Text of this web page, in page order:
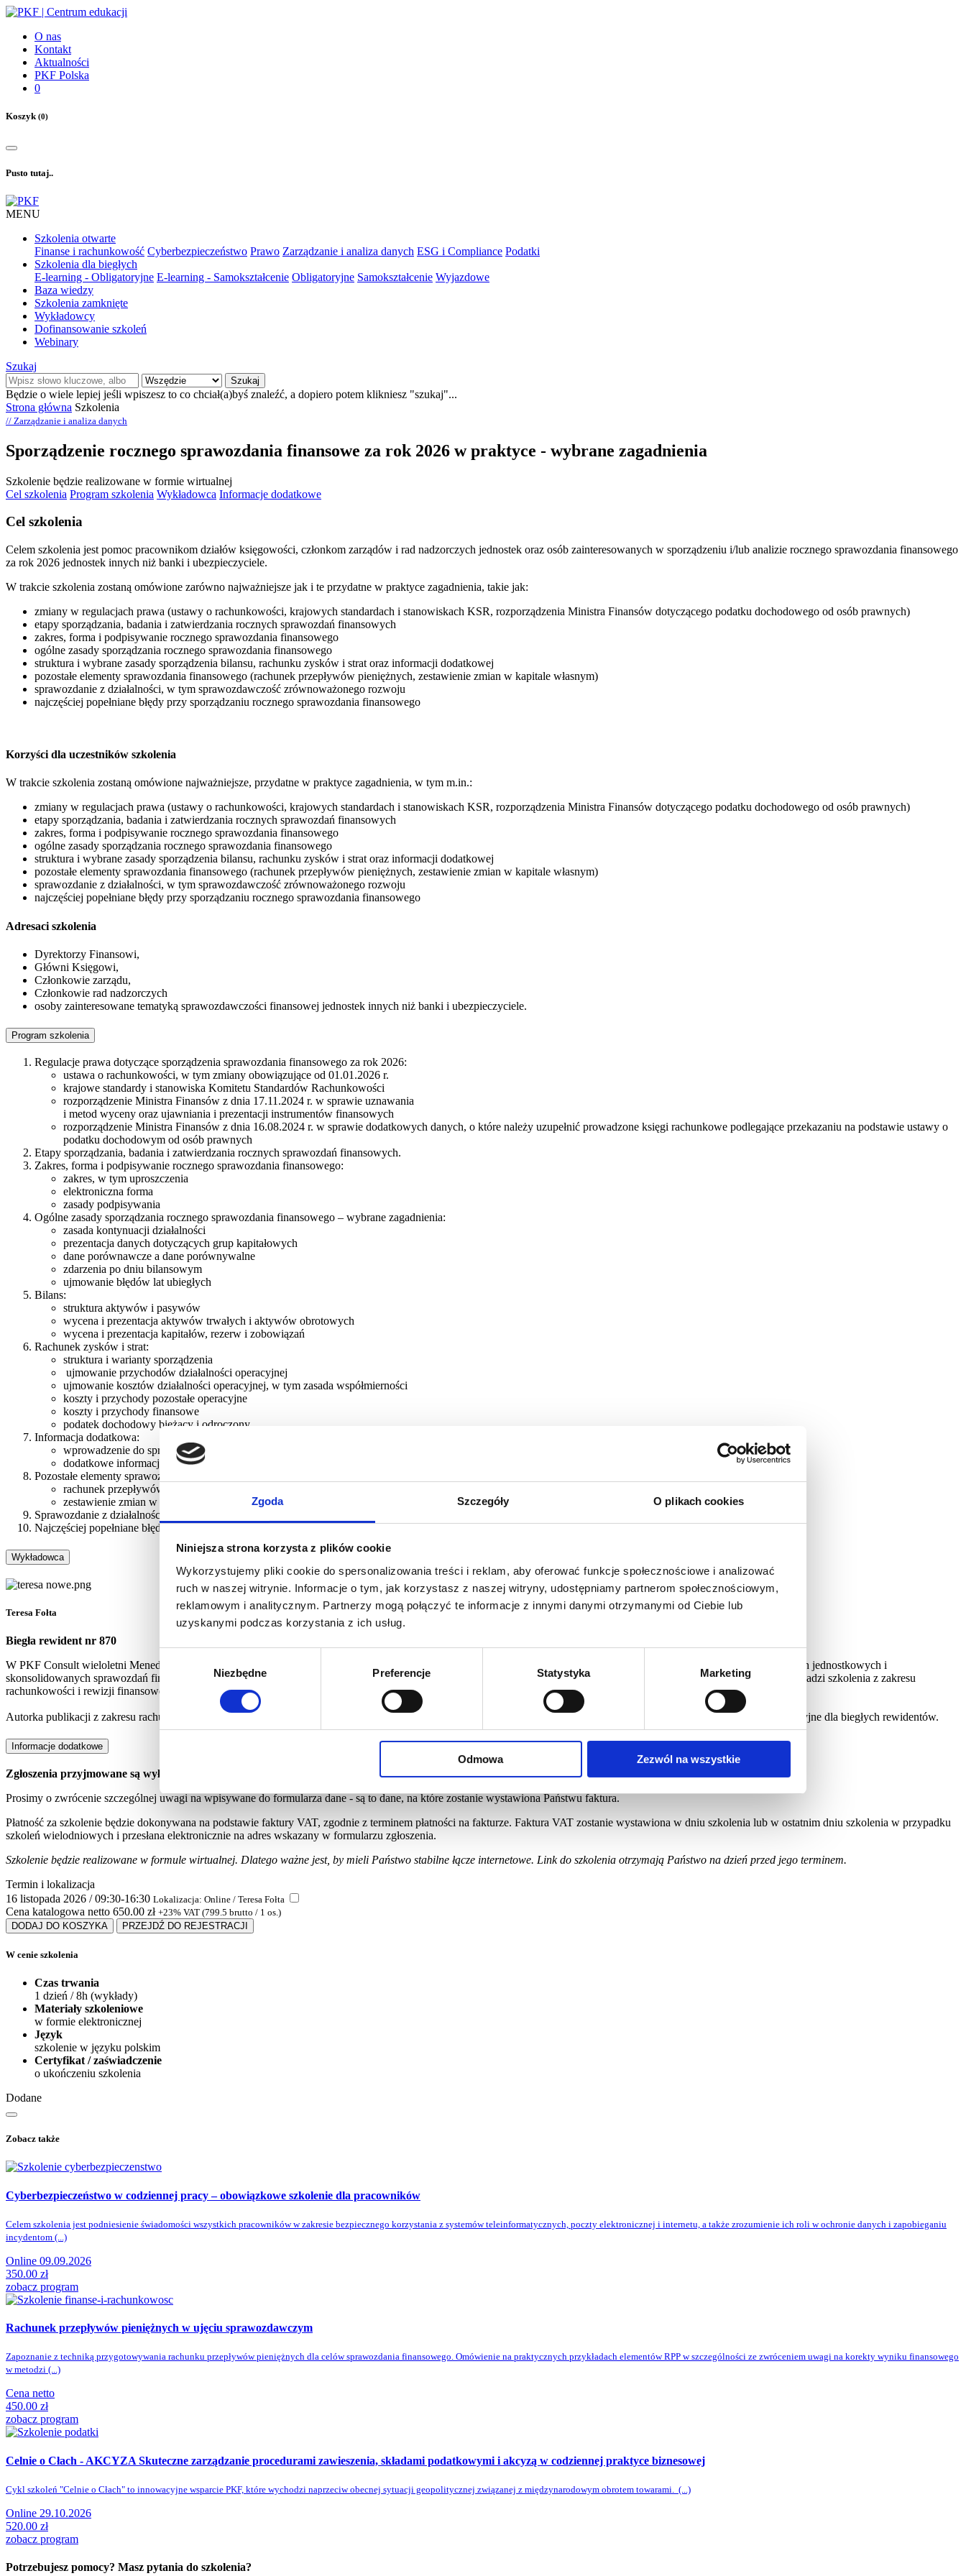
Zgoda Szczegóły O plikach cookies
Niniejsza strona korzysta z plików cookie
Wykorzystujemy pliki cookie do spersonalizowania treści i reklam, aby oferować funkcje społecznościowe i analizować
ruch w naszej witrynie. Informacje o tym, jak korzystasz z naszej witryny, udostępniamy partnerom społecznościowym,
reklamowym i analitycznym. Partnerzy mogą połączyć te informacje z innymi danymi otrzymanymi od Ciebie lub
uzyskanymi podczas korzystania z ich usług.
zgody
Niezbędne Preferencje Statystyka Marketing
Odmowa Zezwól na wszystkie
O nas
Kontakt
Aktualności
PKF Polska
0
Koszyk(0)
Pusto tutaj..
MENU
Szkolenia otwarte
Finanse i rachunkowość Cyberbezpieczeństwo Prawo Zarządzanie i analiza danych ESG i Compliance Podatki
Szkolenia dla biegłych
E-learning - Obligatoryjne E-learning - Samokształcenie Obligatoryjne Samokształcenie Wyjazdowe
Baza wiedzy
Szkolenia zamknięte
Wykładowcy
Dofinansowanie szkoleń
Webinary
Szukaj
Szukaj
Będzie o wiele lepiej jeśli wpiszesz to co chciał(a)byś znaleźć, a dopiero potem klikniesz "szukaj"...
Strona główna Szkolenia
// Zarządzanie i analiza danych
Sporządzenie rocznego sprawozdania finansowe za rok 2026 w praktyce - wybrane zagadnienia
Szkolenie będzie realizowane w formie wirtualnej
Cel szkolenia Program szkolenia Wykładowca Informacje dodatkowe
Cel szkolenia
Celem szkolenia jest pomoc pracownikom działów księgowości, członkom zarządów i rad nadzorczych jednostek oraz osób zainteresowanych w sporządzeniu i/lub analizie rocznego sprawozdania finansowego
za rok 2026 jednostek innych niż banki i ubezpieczyciele.
W trakcie szkolenia zostaną omówione zarówno najważniejsze jak i te przydatne w praktyce zagadnienia, takie jak:
zmiany w regulacjach prawa (ustawy o rachunkowości, krajowych standardach i stanowiskach KSR, rozporządzenia Ministra Finansów dotyczącego podatku dochodowego od osób prawnych)
etapy sporządzania, badania i zatwierdzania rocznych sprawozdań finansowych
zakres, forma i podpisywanie rocznego sprawozdania finansowego
ogólne zasady sporządzania rocznego sprawozdania finansowego
struktura i wybrane zasady sporządzenia bilansu, rachunku zysków i strat oraz informacji dodatkowej
pozostałe elementy sprawozdania finansowego (rachunek przepływów pieniężnych, zestawienie zmian w kapitale własnym)
sprawozdanie z działalności, w tym sprawozdawczość zrównoważonego rozwoju
najczęściej popełniane błędy przy sporządzaniu rocznego sprawozdania finansowego
Korzyści dla uczestników szkolenia
W trakcie szkolenia zostaną omówione najważniejsze, przydatne w praktyce zagadnienia, w tym m.in.:
zmiany w regulacjach prawa (ustawy o rachunkowości, krajowych standardach i stanowiskach KSR, rozporządzenia Ministra Finansów dotyczącego podatku dochodowego od osób prawnych)
etapy sporządzania, badania i zatwierdzania rocznych sprawozdań finansowych
zakres, forma i podpisywanie rocznego sprawozdania finansowego
ogólne zasady sporządzania rocznego sprawozdania finansowego
struktura i wybrane zasady sporządzenia bilansu, rachunku zysków i strat oraz informacji dodatkowej
pozostałe elementy sprawozdania finansowego (rachunek przepływów pieniężnych, zestawienie zmian w kapitale własnym)
sprawozdanie z działalności, w tym sprawozdawczość zrównoważonego rozwoju
najczęściej popełniane błędy przy sporządzaniu rocznego sprawozdania finansowego
Adresaci szkolenia
Dyrektorzy Finansowi,
Główni Księgowi,
Członkowie zarządu,
Członkowie rad nadzorczych
osoby zainteresowane tematyką sprawozdawczości finansowej jednostek innych niż banki i ubezpieczyciele.
Program szkolenia
Regulacje prawa dotyczące sporządzenia sprawozdania finansowego za rok 2026:
ustawa o rachunkowości, w tym zmiany obowiązujące od 01.01.2026 r.
krajowe standardy i stanowiska Komitetu Standardów Rachunkowości
rozporządzenie Ministra Finansów z dnia 17.11.2024 r. w sprawie uznawania
i metod wyceny oraz ujawniania i prezentacji instrumentów finansowych
rozporządzenie Ministra Finansów z dnia 16.08.2024 r. w sprawie dodatkowych danych, o które należy uzupełnić prowadzone księgi rachunkowe podlegające przekazaniu na podstawie ustawy o
podatku dochodowym od osób prawnych
Etapy sporządzania, badania i zatwierdzania rocznych sprawozdań finansowych.
Zakres, forma i podpisywanie rocznego sprawozdania finansowego:
zakres, w tym uproszczenia
elektroniczna forma
zasady podpisywania
Ogólne zasady sporządzania rocznego sprawozdania finansowego – wybrane zagadnienia:
zasada kontynuacji działalności
prezentacja danych dotyczących grup kapitałowych
dane porównawcze a dane porównywalne
zdarzenia po dniu bilansowym
ujmowanie błędów lat ubiegłych
Bilans:
struktura aktywów i pasywów
wycena i prezentacja aktywów trwałych i aktywów obrotowych
wycena i prezentacja kapitałów, rezerw i zobowiązań
Rachunek zysków i strat:
struktura i warianty sporządzenia
ujmowanie przychodów działalności operacyjnej
ujmowanie kosztów działalności operacyjnej, w tym zasada współmierności
koszty i przychody pozostałe operacyjne
koszty i przychody finansowe
podatek dochodowy bieżący i odroczony
Informacja dodatkowa:
wprowadzenie do sprawozdania finansowego
dodatkowe informacje i objaśnienia
Pozostałe elementy sprawozdania finansowego:
rachunek przepływów pieniężnych
zestawienie zmian w kapitale własnym
Sprawozdanie z działalności, w tym sprawozdawczość zrównoważonego rozwoju.
Najczęściej popełniane błędy przy sporządzaniu rocznego sprawozdania finansowego.
Wykładowca
Teresa Fołta
Biegła rewident nr 870
W PKF Consult wieloletni Menedżer Zarządzający w Centrum Kontroli Jakości. Poprzednio Członek Zarządu REWIKS Sp. z o.o. Posiada szerokie doświadczenie w badaniach jednostkowych i
skonsolidowanych sprawozdań finansowych, w tym jednostek wielozakładowych. Uczestniczyła jako konsultant we wdrażaniu systemów rachunkowości informatycznej. Prowadzi szkolenia z zakresu
rachunkowości i rewizji finansowej w wielu ośrodkach szkoleniowych.
Autorka publikacji z zakresu rachunkowości oraz materiałów dydaktycznych z zakresu polskich standardów rachunkowości jak i MSR/MSSF oraz MSB na szkolenia obligatoryjne dla biegłych rewidentów.
Informacje dodatkowe
Zgłoszenia przyjmowane są wyłącznie w formie elektronicznej.
Prosimy o zwrócenie szczególnej uwagi na wpisywane do formularza dane - są to dane, na które zostanie wystawiona Państwu faktura.
Płatność za szkolenie będzie dokonywana na podstawie faktury VAT, zgodnie z terminem płatności na fakturze. Faktura VAT zostanie wystawiona w dniu szkolenia lub w ostatnim dniu szkolenia w przypadku
szkoleń wielodniowych i przesłana elektronicznie na adres wskazany w formularzu zgłoszenia.
Szkolenie będzie realizowane w formule wirtualnej. Dlatego ważne jest, by mieli Państwo stabilne łącze internetowe. Link do szkolenia otrzymają Państwo na dzień przed jego terminem.
Termin i lokalizacja
16 listopada 2026 / 09:30-16:30 Lokalizacja: Online / Teresa Fołta
Cena katalogowa netto 650.00 zł +23% VAT (799.5 brutto / 1 os.)
DODAJ DO KOSZYKA
PRZEJDŹ DO REJESTRACJI
W cenie szkolenia
Czas trwania
1 dzień / 8h (wykłady)
Materiały szkoleniowe
w formie elektronicznej
Język
szkolenie w języku polskim
Certyfikat / zaświadczenie
o ukończeniu szkolenia
Dodane
Zobacz także
Cyberbezpieczeństwo w codziennej pracy– obowiązkowe szkolenie dla pracowników
Celem szkolenia jest podniesienie świadomości wszystkich pracowników w zakresie bezpiecznego korzystania z systemów teleinformatycznych, poczty elektronicznej i internetu, a także zrozumienie ich roli w ochronie danych i zapobieganiu
incydentom (...)
Online 09.09.2026
350.00 zł
zobacz program
Rachunek przepływów pieniężnych w ujęciu sprawozdawczym
Zapoznanie z techniką przygotowywania rachunku przepływów pieniężnych dla celów sprawozdania finansowego. Omówienie na praktycznych przykładach elementów RPP w szczególności ze zwróceniem uwagi na korekty wyniku finansowego
w metodzi (...)
Cena netto
450.00 zł
zobacz program
Celnie o Cłach - AKCYZA Skuteczne zarządzanie procedurami zawieszenia, składami podatkowymi i akcyzą w codziennej praktyce biznesowej
Cykl szkoleń "Celnie o Cłach" to innowacyjne wsparcie PKF, które wychodzi naprzeciw obecnej sytuacji geopolitycznej związanej z międzynarodowym obrotem towarami. (...)
Online 29.10.2026
520.00 zł
zobacz program
Potrzebujesz pomocy? Masz pytania do szkolenia?